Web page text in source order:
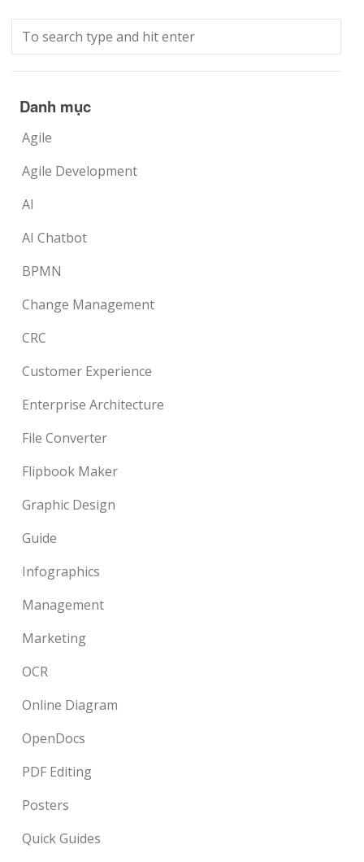
Danh mục
Agile
Agile Development
AI
AI Chatbot
BPMN
Change Management
CRC
Customer Experience
Enterprise Architecture
File Converter
Flipbook Maker
Graphic Design
Guide
Infographics
Management
Marketing
OCR
Online Diagram
OpenDocs
PDF Editing
Posters
Quick Guides